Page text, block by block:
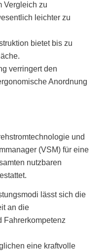
Vergleich zu
leichter zu
bietet bis zu
verringert den
Anordnung
und
(VSM) für eine
nutzbaren
lässt sich die
an die
Fahrerkompetenz
eine kraftvolle